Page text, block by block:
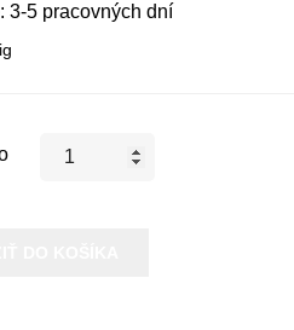
3-5 pracovných dní